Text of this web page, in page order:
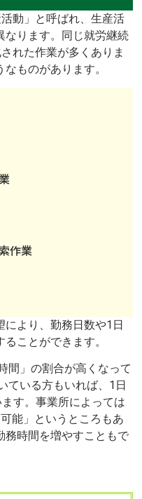
動」と呼ばれ、生産活
なります。同じ就労継続
れた作業が多くありま
ものがあります。
作業
により、勤務日数や1日
ことができます。
間」の割合が高くなって
ている方もいれば、1日
す。事業所によっては
能」というところもあ
務時間を増やすこともで